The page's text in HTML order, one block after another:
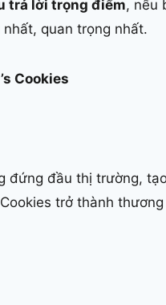
trả lời trọng điểm, nếu
quan trọng nhất.
Cookies
đứng đầu thị trường,
trở thành